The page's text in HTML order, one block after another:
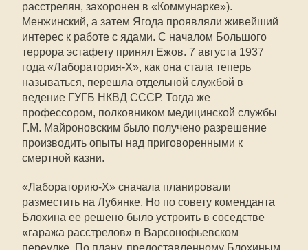
расстрелян, захоронен в «Коммунарке»).
Менжинский, а затем Ягода проявляли живейший
интерес к работе с ядами. С началом Большого
террора эстафету принял Ежов. 7 августа 1937
года «Лаборатория-Х», как она стала теперь
называться, перешла отдельной службой в
ведение ГУГБ НКВД СССР. Тогда же
профессором, полковником медицинской службы
Г.М. Майроновским было получено разрешение
производить опыты над приговоренными к
смертной казни.
«Лабораторию-Х» сначала планировали
разместить на Лубянке. Но по совету коменданта
Блохина ее решено было устроить в соседстве
«гаража расстрелов» в Варсонофьевском
переулке. По плану, предоставленному Блохиным,